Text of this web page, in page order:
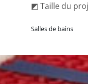
◩ Taille du
Salles de bains